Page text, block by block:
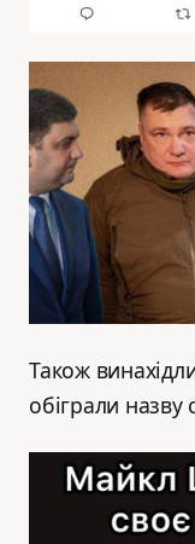
Також
обіграли